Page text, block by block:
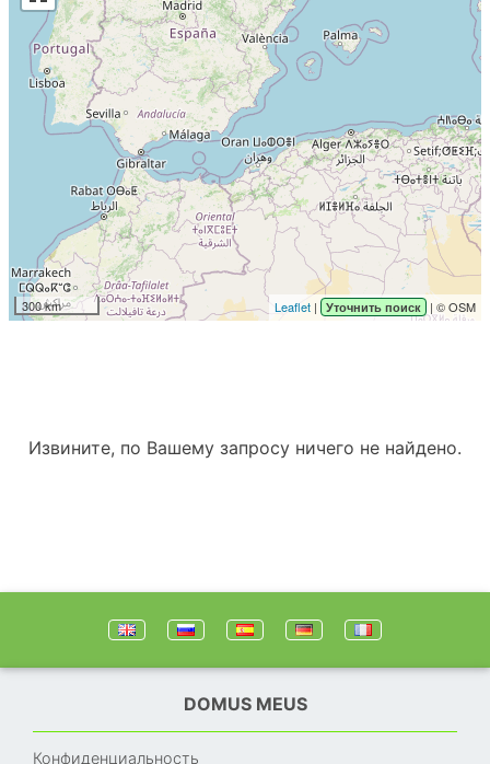
300 km Leaflet | Уточнить поиск | © OSM
Извините, по Вашему запросу ничего не найдено.
DOMUS MEUS
Конфиденциальность